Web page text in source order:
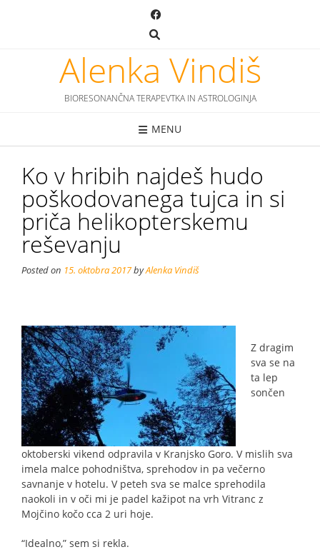
Alenka Vindiš
BIORESONANČNA TERAPEVTKA IN ASTROLOGINJA
MENU
Ko v hribih najdeš hudo
poškodovanega tujca in si
priča helikopterskemu
reševanju
Posted on 15. oktobra 2017byAlenka Vindiš
Z dragim
sva se na
ta lep
sončen
oktoberski vikend odpravila v Kranjsko Goro. V mislih sva
imela malce pohodništva, sprehodov in pa večerno
savnanje v hotelu. V peteh sva se malce sprehodila
naokoli in v oči mi je padel kažipot na vrh Vitranc z
Mojčino kočo cca 2 uri hoje.
“Idealno,” sem si rekla.